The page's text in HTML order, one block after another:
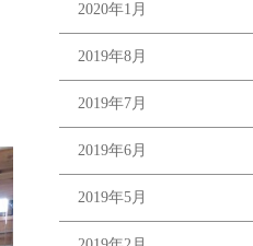
2020年1月
2019年8月
2019年7月
2019年6月
2019年5月